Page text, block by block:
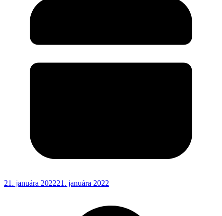
21. januára 202221. januára 2022